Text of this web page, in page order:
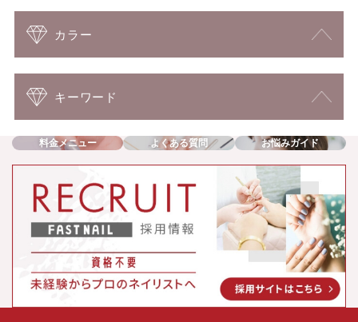
カラー
キーワード
料金メニュー よくある質問 お悩みガイド